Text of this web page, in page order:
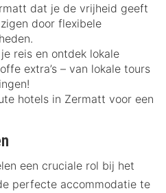
dat je de vrijheid geeft
door flexibele
reis en ontdek lokale
extra’s – van lokale tours
hotels in Zermatt voor een
een cruciale rol bij het
perfecte accommodatie te